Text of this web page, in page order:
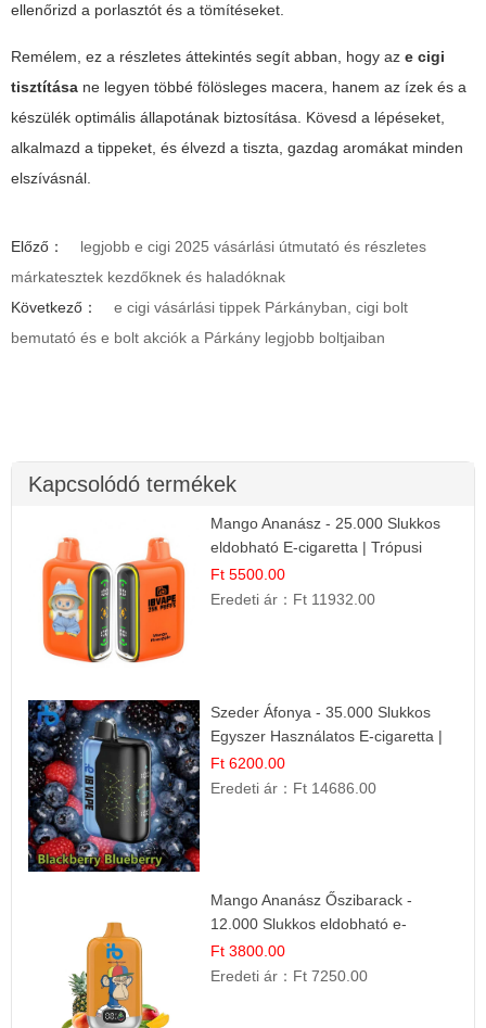
ellenőrizd a porlasztót és a tömítéseket.
Remélem, ez a részletes áttekintés segít abban, hogy az e cigi
tisztítása ne legyen többé fölösleges macera, hanem az ízek és a
készülék optimális állapotának biztosítása. Kövesd a lépéseket,
alkalmazd a tippeket, és élvezd a tiszta, gazdag aromákat minden
elszívásnál.
Előző：
legjobb e cigi 2025 vásárlási útmutató és részletes
márkatesztek kezdőknek és haladóknak
Következő：
e cigi vásárlási tippek Párkányban, cigi bolt
bemutató és e bolt akciók a Párkány legjobb boltjaiban
Kapcsolódó termékek
Mango Ananász - 25.000 Slukkos
eldobható E-cigaretta | Trópusi
Ízélmény
Ft 5500.00
Eredeti ár： Ft 11932.00
Szeder Áfonya - 35.000 Slukkos
Egyszer Használatos E-cigaretta |
Prémium Ízélmény
Ft 6200.00
Eredeti ár： Ft 14686.00
Mango Ananász Őszibarack -
12.000 Slukkos eldobható e-
Cigaretta
Ft 3800.00
Eredeti ár： Ft 7250.00